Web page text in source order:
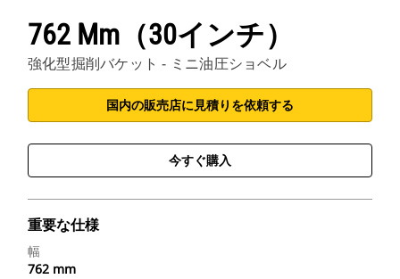
762 Mm（30インチ）
強化型掘削バケット - ミニ油圧ショベル
国内の販売店に見積りを依頼する
今すぐ購入
重要な仕様
幅
762 mm